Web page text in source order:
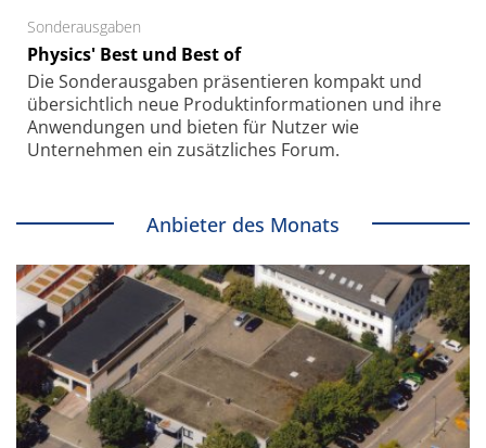
Sonderausgaben
Physics' Best und Best of
Die Sonder­ausgaben präsentieren kompakt und
übersichtlich neue Produkt­informationen und ihre
Anwendungen und bieten für Nutzer wie
Unternehmen ein zusätzliches Forum.
Anbieter des Monats